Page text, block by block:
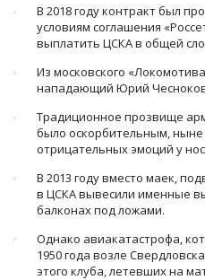
В 2018 году контракт был
условиям соглашения
выплатить ЦСКА в общей
Из московского
нападающий Юрий
Традиционное прозвище
было оскорбительным,
отрицательных эмоций у
В 2013 году вместо маек,
в ЦСКА вывесили именные
балконах под ложами.
Однако авиакатастрофа,
1950 года возле
этого клуба, летевших на